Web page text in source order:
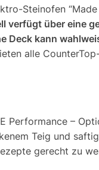
Steinofen “Made
verfügt über eine
Deck kann
alle
Performance –
Teig und
gerecht zu